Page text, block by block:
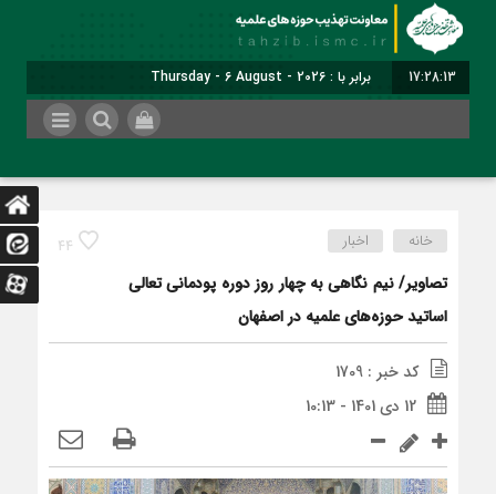
17:28:14 برابر با : Thursday - 6 August - 2026
44 خانه اخبار
تصاویر/ نیم نگاهی به چهار روز دوره پودمانی تعالی
اساتید حوزه‌های علمیه در اصفهان
کد خبر : 1709
12 دی 1401 - 10:13